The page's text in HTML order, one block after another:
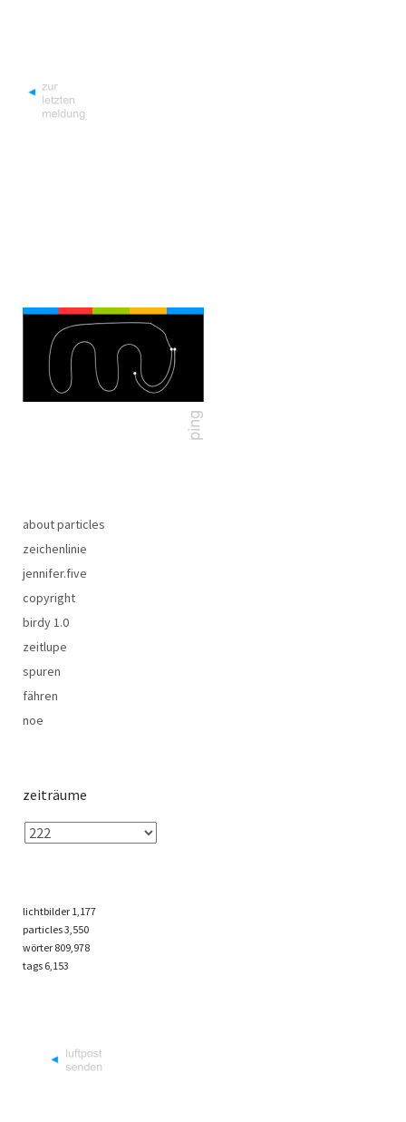
about particles
zeichenlinie
jennifer.five
copyright
birdy 1.0
zeitlupe
spuren
fähren
noe
zeiträume
lichtbilder 1,177
particles3,550
wörter 809,978
tags 6,153